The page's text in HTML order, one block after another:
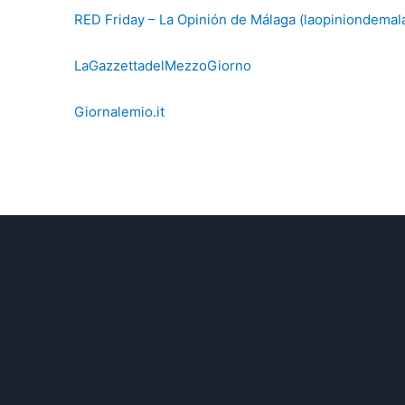
RED Friday – La Opinión de Málaga
LaGazzettadelMezzoGiorno
Giornalemio.it